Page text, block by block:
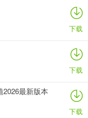
吧！
应用市场搜索“去拍”进行
下载
下载
最新版本
下载